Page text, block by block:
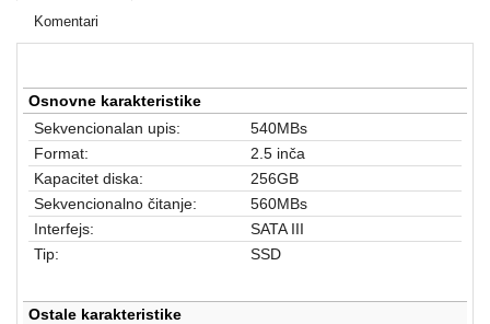
kamere
Kućni
aparati
Software
Sve
kategorije
Komentari
Osnovne karakteristike
Sekvencionalan upis:
540MBs
Format:
2.5 inča
Kapacitet diska:
256GB
Sekvencionalno čitanje:
560MBs
Interfejs:
SATA III
Tip:
SSD
Ostale karakteristike